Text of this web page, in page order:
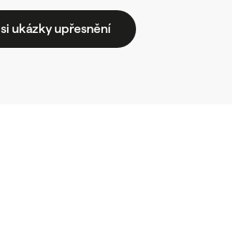
ukázky upřesnění